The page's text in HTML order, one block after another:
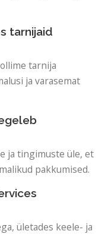
tarnijaid
tarnija
ja varasemat
ja tingimuste üle, et
pakkumised.
ületades keele- ja